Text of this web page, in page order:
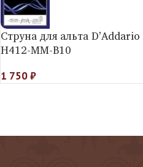
Струна для альта
H412-MM-B10
1 750₽